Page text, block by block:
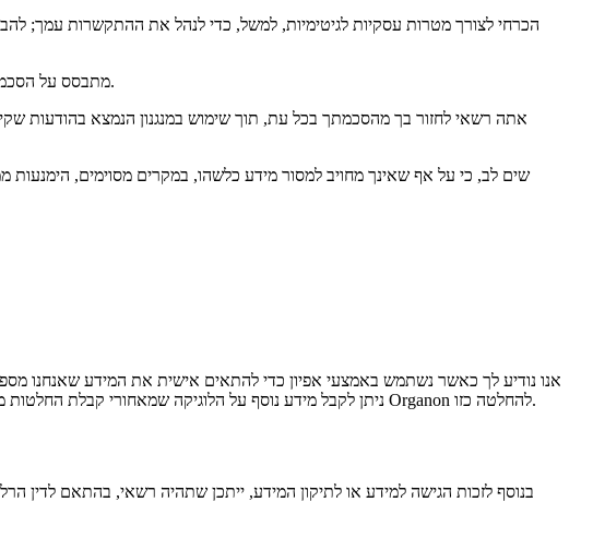
v. מתבסס על הסכמתך על פי העניין וכפי שנדרש על ידי הרגולציה המקומית (למשל, כדי להעביר לך מידע אודות המוצרים והשירותים שלנו ומידע שיווקי).
אתה רשאי לחזור בך מהסכמתך בכל עת, תוך שימוש במנגנון הנמצא בהודעות
שים לב, כי על אף שאינך מחויב למסור מידע כלשהו, במקרים מסוימים,
אנו נודיע לך כאשר נשתמש באמצעי אפיון כדי להתאים אישית את המידע שאנחנו
ניתן לקבל מידע נוסף על הלוגיקה שמאחורי קבלת החלטות
אתה רשאי בנוסף להתנגד או לדרוש סקירה של מומחה מטעם Organon להחלטה כזו.
בנוסף לזכות הגישה למידע או לתיקון המידע, ייתכן שתהיה רשאי, בהתאם לדין